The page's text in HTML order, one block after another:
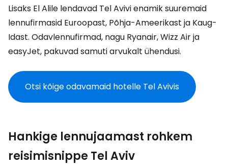
Lisaks El Alile lendavad Tel Avivi enamik suuremaid
lennufirmasid Euroopast, Põhja-Ameerikast ja Kaug-
Idast. Odavlennufirmad, nagu Ryanair, Wizz Air ja
easyJet, pakuvad samuti arvukalt ühendusi.
Otsi kõige odavamaid hotelle Tel Avivis
Hankige lennujaamast rohkem
reisimisnippe Tel Aviv